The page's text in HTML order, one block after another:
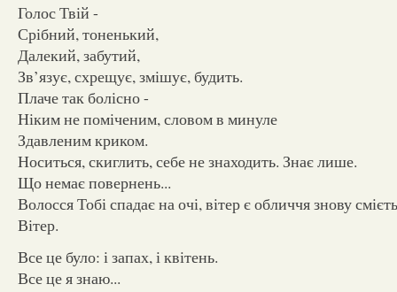
Голос Твій -
Срібний, тоненький,
Далекий, забутий,
Зв’язує, схрещує, змішує, будить.
Плаче так болісно -
Ніким не поміченим, словом в минуле
Здавленим криком.
Носиться, скиглить, себе не знаходить. Знає лише.
Що немає повернень...
Волосся Тобі спадає на очі, вітер є обличчя знову
Вітер.
Все це було: і запах, і квітень.
Все це я знаю...